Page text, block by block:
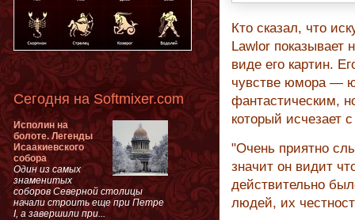
Кто сказал, что
Lawlor
виде его картин.
чувстве юмора —
фантастическим,
который исчезает
"Очень приятно
значит он видит
действительно
людей, их
Сегодня на Softmixer.com
Исполин на
болоте. Легенды
Исаакиевского
собора
Один из самых
знаменитых
соборов Северной столицы
начали строить еще при Петре
I, а завершили при...